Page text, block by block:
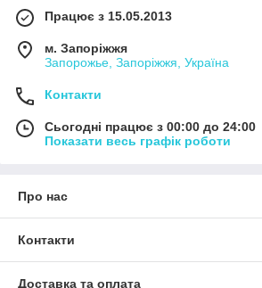
Працює з 15.05.2013
м. Запоріжжя
Запорожье, Запоріжжя, Україна
Контакти
Сьогодні працює з 00:00 до 24:00
Показати весь графік роботи
Про нас
Контакти
Доставка та оплата